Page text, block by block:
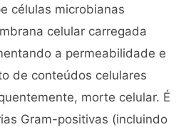
células microbianas
celular carregada
a permeabilidade e
de conteúdos celulares
morte celular. É
Gram-positivas (incluindo